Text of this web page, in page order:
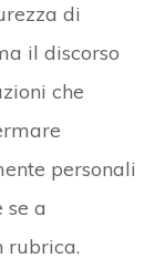
di
il discorso
che
personali
se a
rubrica.